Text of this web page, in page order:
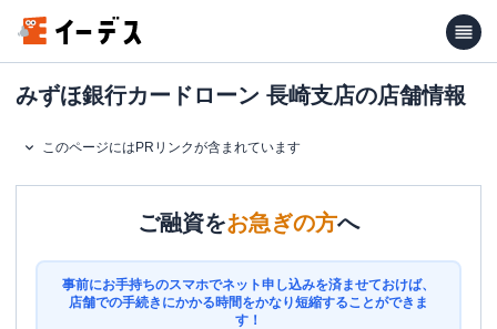
みずほ銀行カードローン 長崎支店の店舗情報
このページにはPRリンクが含まれています
ご融資をお急ぎの方へ
事前にお手持ちのスマホでネット申し込みを済ませておけば、
店舗での手続きにかかる時間をかなり短縮することができま
す！